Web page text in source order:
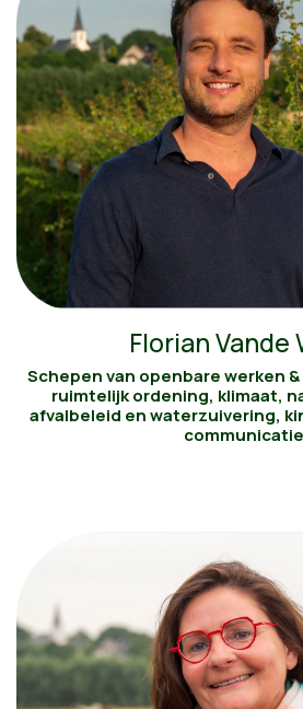
Florian Vande
Schepen van openbare werken
ruimtelijk ordening, klimaat,
afvalbeleid en waterzuivering,
communicatie